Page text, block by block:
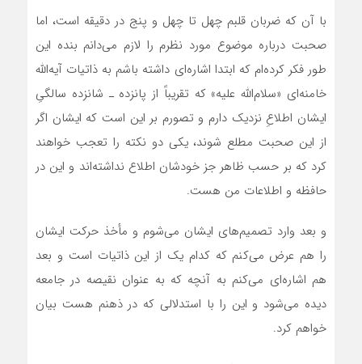
با آن که ضربان قلبم چهل تا چهل و پنج در دقیقه است، اما
صحبت درباره موضوع مورد نظرم را لازم می‌دانم بنده این
طور فکر کرده‌ام که ابتدا اشاره‌ای داشته باشم به ذاتیات آیه‌الله
خامنه‌ای «سلام‌الله علیه» که تقریباً از پانزده ـ شانزده سالگیِ
ایشان اطلاعِ نزدیک دارم و تصورم بر این است که ایشان اگر
از این صحبت مطلع شوند، یکی دو نکته را تعجب خواهند
کرد که بر حسب ظاهر جز خودشان اطلاع نداشته‌اند و این در
حافظه و اطلاعات‌ من هست.
و بعد وارد تصمیم‌های ایشان می‌شوم و مأخذ حرکت ایشان
را هم عرض می‌کنم که کدام ‌یک از این ذاتیات است و بعد
هم اشاره‌‌ای می‌‌کنم به آنچه که به عنوان نقیصه در جامعه
دیده می‌شود و این را با استدلالی که در ذهنم هست بیان
خواهم کرد.